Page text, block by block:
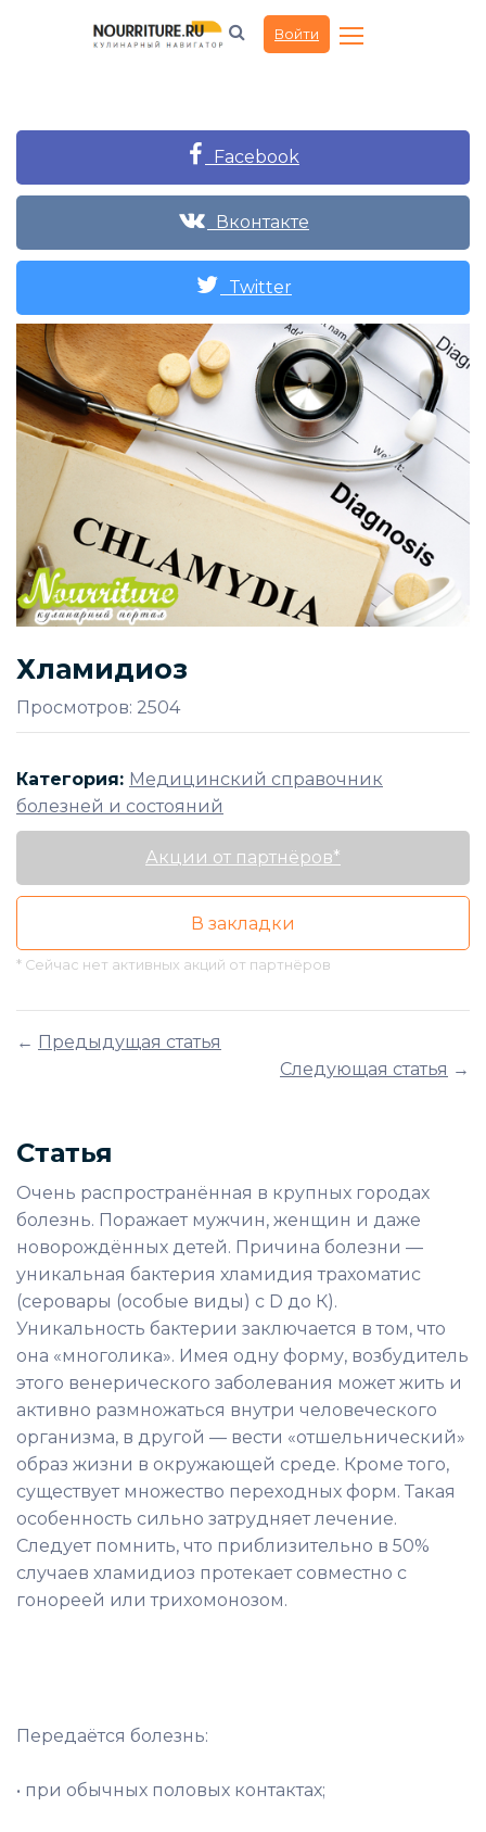
Войти
Facebook
Вконтакте
Twitter
Хламидиоз
Просмотров: 2504
Категория: Медицинский справочник
болезней и состояний
Акции от партнёров*
В закладки
* Сейчас нет активных акций от партнёров
← Предыдущая статья
Следующая статья →
Статья
Очень распространённая в крупных городах
болезнь. Поражает мужчин, женщин и даже
новорождённых детей. Причина болезни —
уникальная бактерия хламидия трахоматис
(серовары (особые виды) с D до К).
Уникальность бактерии заключается в том, что
она «многолика». Имея одну форму, возбудитель
этого венерического заболевания может жить и
активно размножаться внутри человеческого
организма, в другой — вести «отшельнический»
образ жизни в окружающей среде. Кроме того,
существует множество переходных форм. Такая
особенность сильно затрудняет лечение.
Следует помнить, что приблизительно в 50%
случаев хламидиоз протекает совместно с
гонореей или трихомонозом.
Передаётся болезнь:
• при обычных половых контактах;